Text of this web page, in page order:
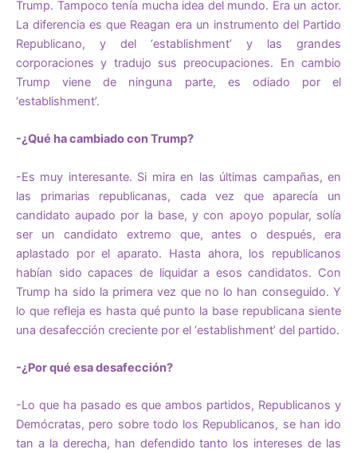
Trump. Tampoco tenía mucha idea del mundo. Era un actor.
La diferencia es que Reagan era un instrumento del Partido
Republicano, y del ‘establishment’ y las grandes
corporaciones y tradujo sus preocupaciones. En cambio
Trump viene de ninguna parte, es odiado por el
‘establishment’.
-¿Qué ha cambiado con Trump?
-Es muy interesante. Si mira en las últimas campañas, en
las primarias republicanas, cada vez que aparecía un
candidato aupado por la base, y con apoyo popular, solía
ser un candidato extremo que, antes o después, era
aplastado por el aparato. Hasta ahora, los republicanos
habían sido capaces de liquidar a esos candidatos. Con
Trump ha sido la primera vez que no lo han conseguido. Y
lo que refleja es hasta qué punto la base republicana siente
una desafección creciente por el ‘establishment’ del partido.
-¿Por qué esa desafección?
-Lo que ha pasado es que ambos partidos, Republicanos y
Demócratas, pero sobre todo los Republicanos, se han ido
tan a la derecha, han defendido tanto los intereses de las